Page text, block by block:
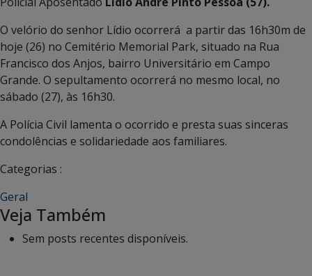
O velório do senhor Lídio ocorrerá a partir das 16h30m de
hoje (26) no Cemitério Memorial Park, situado na Rua
Francisco dos Anjos, bairro Universitário em Campo
Grande. O sepultamento ocorrerá no mesmo local, no
sábado (27), às 16h30.
A Polícia Civil lamenta o ocorrido e presta suas sinceras
condolências e solidariedade aos familiares.
Categorias :
Geral
Veja Também
Sem posts recentes disponíveis.